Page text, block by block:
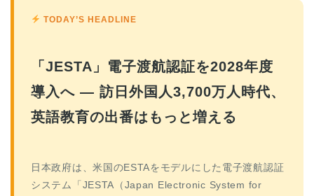
TODAY’S HEADLINE
「JESTA」電子渡航認証を2028年度
導入へ — 訪日外国人3,700万人時代、
英語教育の出番はもっと増える
日本政府は、米国のESTAをモデルにした電子渡航認証
システム「JESTA（Japan Electronic System for